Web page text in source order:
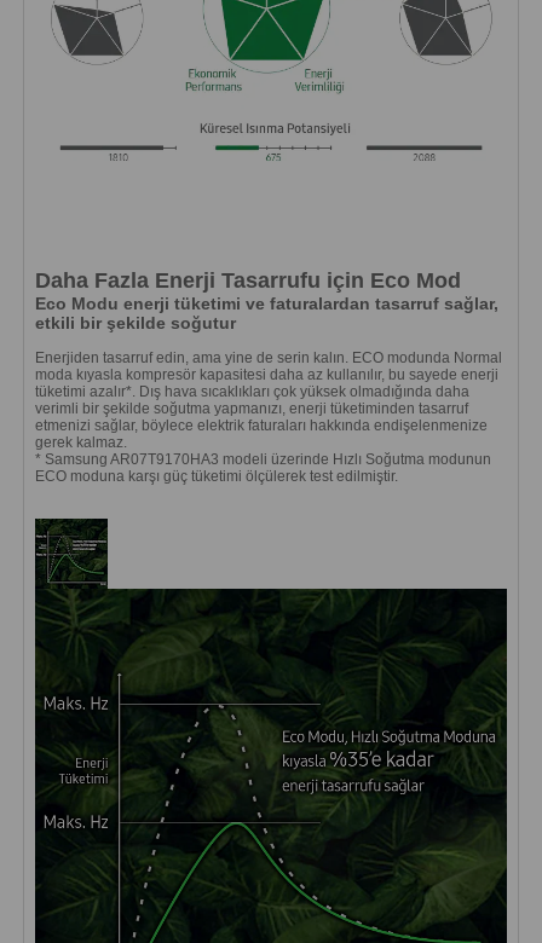
Daha Fazla Enerji Tasarrufu için Eco Mod
Eco Modu enerji tüketimi ve faturalardan tasarruf sağlar,
etkili bir şekilde soğutur
Enerjiden tasarruf edin, ama yine de serin kalın. ECO modunda Normal
moda kıyasla kompresör kapasitesi daha az kullanılır, bu sayede enerji
tüketimi azalır*. Dış hava sıcaklıkları çok yüksek olmadığında daha
verimli bir şekilde soğutma yapmanızı, enerji tüketiminden tasarruf
etmenizi sağlar, böylece elektrik faturaları hakkında endişelenmenize
gerek kalmaz.
* Samsung AR07T9170HA3 modeli üzerinde Hızlı Soğutma modunun
ECO moduna karşı güç tüketimi ölçülerek test edilmiştir.